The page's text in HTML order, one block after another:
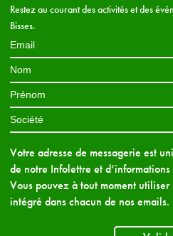
Restez au courant des activités et des
Bisses.
Votre adresse de messagerie est
de notre Infolettre et
Vous pouvez à tout moment
intégré dans chacun de nos emails.